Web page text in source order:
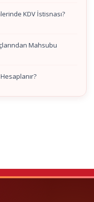
KDV İstisnası?
Mahsubu